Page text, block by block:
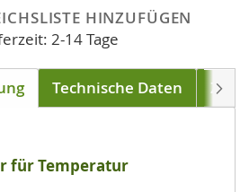
HINZUFÜGEN
2-14 Tage
Technische Daten
für Temperatur